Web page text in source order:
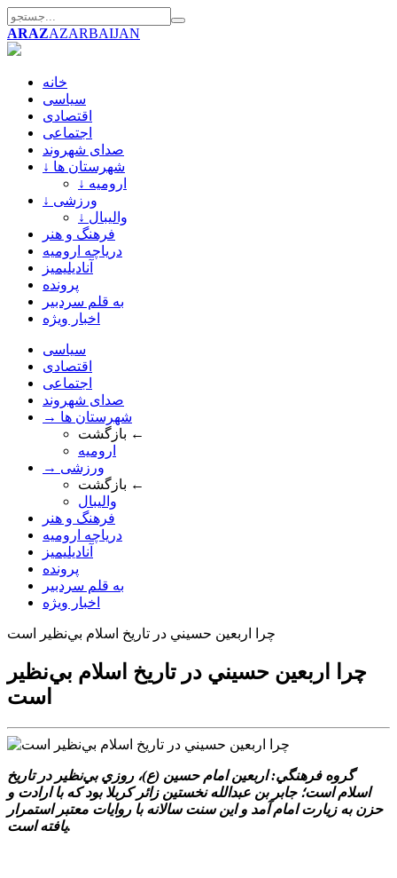
ARAZAZARBAIJAN
خانه
سیاسی
اقتصادی
اجتماعی
صدای شهروند
↓ شهرستان ها
↓ ارومیه
↓ ورزشی
↓ والیبال
فرهنگ و هنر
دریاچه ارومیه
آنادیلیمیز
پرونده
به قلم سردبیر
اخبار ویژه
سیاسی
اقتصادی
اجتماعی
صدای شهروند
→ شهرستان ها
بازگشت ←
ارومیه
→ ورزشی
بازگشت ←
والیبال
فرهنگ و هنر
دریاچه ارومیه
آنادیلیمیز
پرونده
به قلم سردبیر
اخبار ویژه
چرا اربعين حسيني در تاريخ اسلام بي‌نظير است
چرا اربعين حسيني در تاريخ اسلام بي‌نظير
است
گروه فرهنگي: اربعين امام حسين (ع)، روزي بي‌نظير در تاريخ
اسلام است؛ جابر بن عبدالله نخستين زائر کربلا بود که با ارادت و
حزن به زيارت امام آمد و اين سنت سالانه با روايات معتبر استمرار
يافته است.